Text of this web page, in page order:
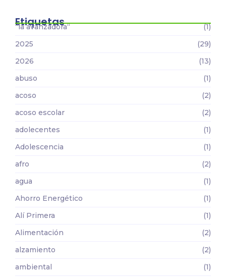
Etiquetas
“la avanzadora“
(1)
2025
(29)
2026
(13)
abuso
(1)
acoso
(2)
acoso escolar
(2)
adolecentes
(1)
Adolescencia
(1)
afro
(2)
agua
(1)
Ahorro Energético
(1)
Alí Primera
(1)
Alimentación
(2)
alzamiento
(2)
ambiental
(1)